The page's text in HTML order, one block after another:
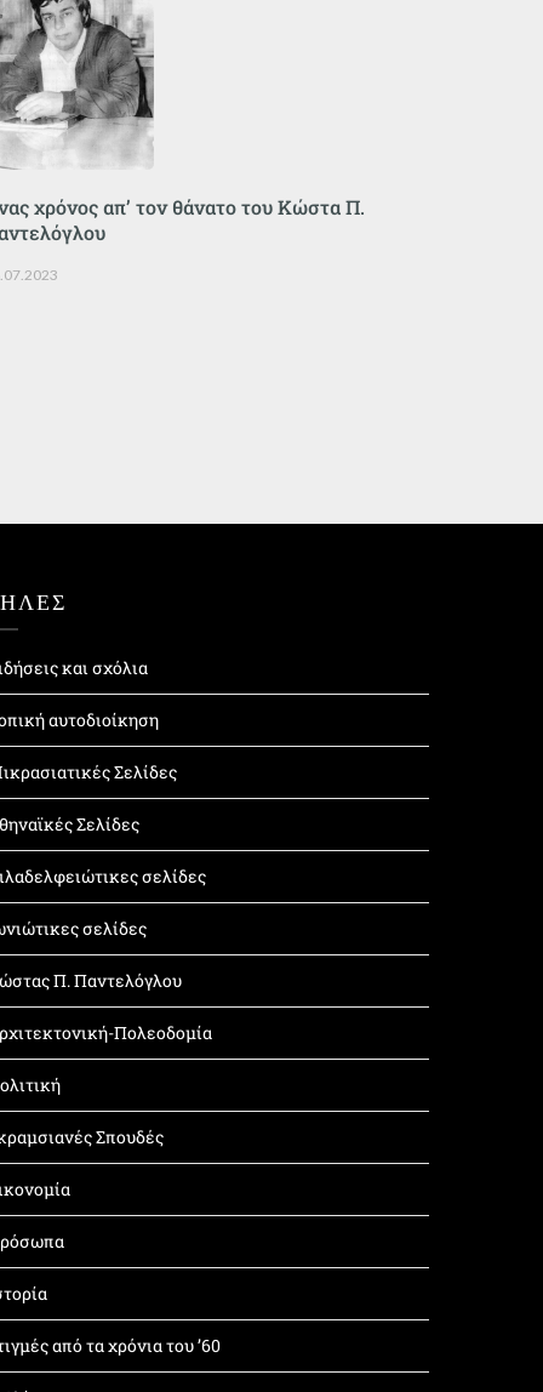
χρόνος απ’ τον θάνατο του Κώστα Π.
και σχόλια
αυτοδιοίκηση
Σελίδες
Σελίδες
σελίδες
σελίδες
Π. Παντελόγλου
Πολεοδομία
Σπουδές
από τα χρόνια του ’60